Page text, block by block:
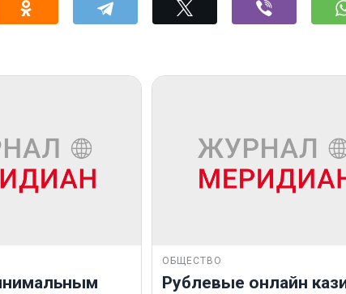
ОБЩЕСТВО
Рублевые онлайн